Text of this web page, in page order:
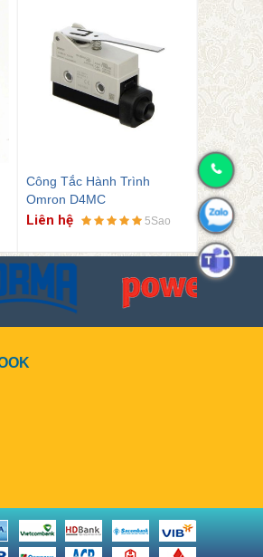
Công Tắc Hành Trình
Omron D4MC
Liên hệ 5Sao
Công
Omron
Liên hệ